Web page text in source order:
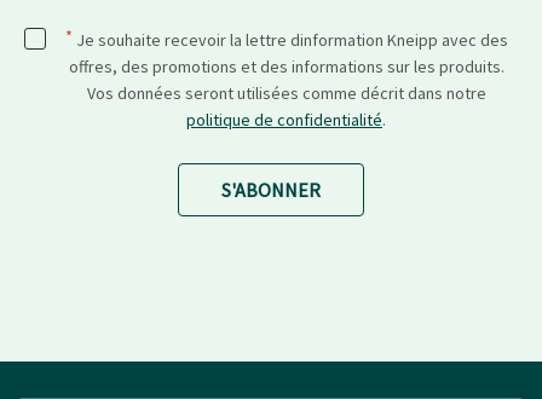
* Je souhaite recevoir la lettre dinformation Kneipp avec des
offres, des promotions et des informations sur les produits.
Vos données seront utilisées comme décrit dans notre
politique de confidentialité.
S'ABONNER